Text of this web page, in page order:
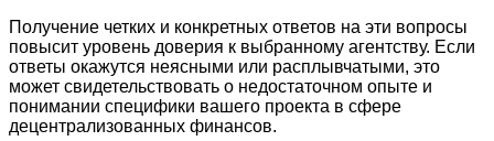
Получение четких и конкретных ответов на эти вопросы
повысит уровень доверия к выбранному агентству. Если
ответы окажутся неясными или расплывчатыми, это
может свидетельствовать о недостаточном опыте и
понимании специфики вашего проекта в сфере
децентрализованных финансов.